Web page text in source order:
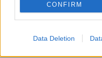
CONFIRM
Data Deletion
Welke keeper kiest
afhaakt? Deze
PSV-shirts zorgen